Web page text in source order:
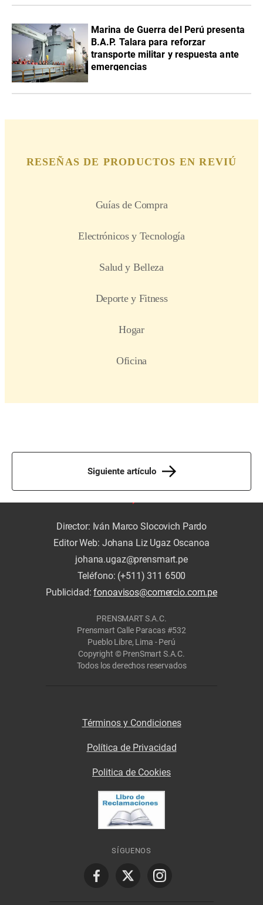
Marina de Guerra del Perú presenta
B.A.P. Talara para reforzar
transporte militar y respuesta ante
emergencias
Siguiente artículo
Director: Iván Marco Slocovich Pardo
Editor Web: Johana Liz Ugaz Oscanoa
johana.ugaz@prensmart.pe
Teléfono: (+511) 311 6500
Publicidad:fonoavisos@comercio.com.pe
PRENSMART S.A.C.
Prensmart Calle Paracas #532
Pueblo Libre, Lima - Perú
Copyright © PrenSmart S.A.C.
Todos los derechos reservados
Términos y Condiciones
Política de Privacidad
Politica de Cookies
SÍGUENOS